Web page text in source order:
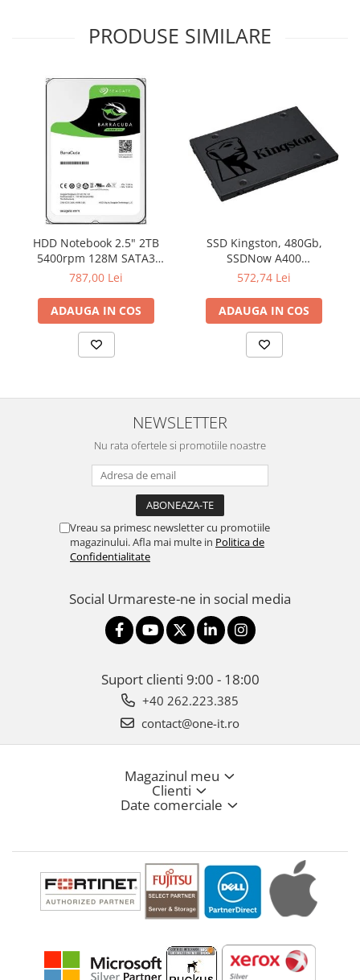
PRODUSE SIMILARE
HDD Notebook 2.5" 2TB
5400rpm 128M SATA3
SEAGATE
787,00 Lei
ADAUGA IN COS
SSD Kingston, 480Gb,
SSDNow A400
"SA400S37/480G"
572,74 Lei
ADAUGA IN COS
NEWSLETTER
Nu rata ofertele si promotiile noastre
Vreau sa primesc newsletter cu promotiile
magazinului. Afla mai multe in Politica de
Confidentialitate
Social Urmareste-ne in social media
Suport clienti 9:00 - 18:00
+40 262.223.385
contact@one-it.ro
Magazinul meu
Clienti
Date comerciale